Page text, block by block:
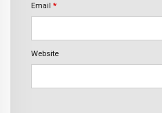
Email *
Website